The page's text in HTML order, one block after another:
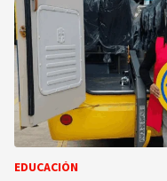
EDUCACIÓN